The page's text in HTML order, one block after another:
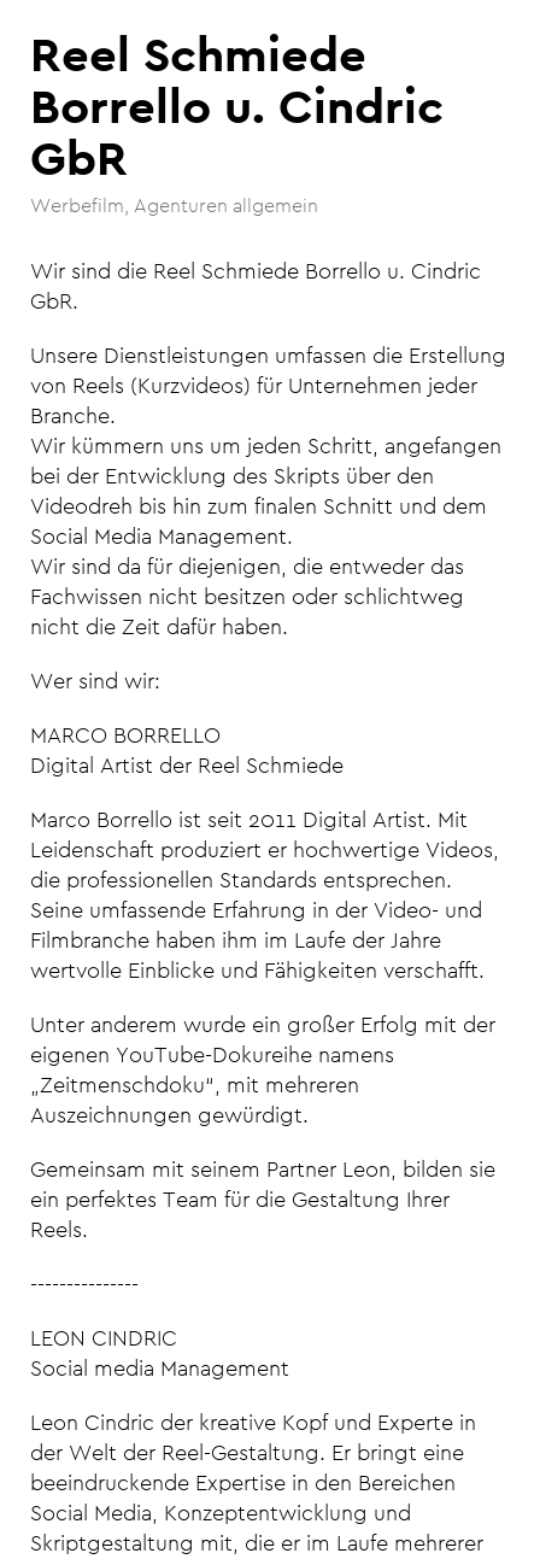
Reel Schmiede
Borrello u. Cindric
GbR
Werbefilm Agenturen allgemein
Wir sind die Reel Schmiede Borrello u. Cindric
GbR.
Unsere Dienstleistungen umfassen die Erstellung
von Reels (Kurzvideos) für Unternehmen jeder
Branche.
Wir kümmern uns um jeden Schritt, angefangen
bei der Entwicklung des Skripts über den
Videodreh bis hin zum finalen Schnitt und dem
Social Media Management.
Wir sind da für diejenigen, die entweder das
Fachwissen nicht besitzen oder schlichtweg
nicht die Zeit dafür haben.
Wer sind wir:
MARCO BORRELLO
Digital Artist der Reel Schmiede
Marco Borrello ist seit 2011 Digital Artist. Mit
Leidenschaft produziert er hochwertige Videos,
die professionellen Standards entsprechen.
Seine umfassende Erfahrung in der Video- und
Filmbranche haben ihm im Laufe der Jahre
wertvolle Einblicke und Fähigkeiten verschafft.
Unter anderem wurde ein großer Erfolg mit der
eigenen YouTube-Dokureihe namens
„Zeitmenschdoku“, mit mehreren
Auszeichnungen gewürdigt.
Gemeinsam mit seinem Partner Leon, bilden sie
ein perfektes Team für die Gestaltung Ihrer
Reels.
---------------
LEON CINDRIC
Social media Management
Leon Cindric der kreative Kopf und Experte in
der Welt der Reel-Gestaltung. Er bringt eine
beeindruckende Expertise in den Bereichen
Social Media, Konzeptentwicklung und
Skriptgestaltung mit, die er im Laufe mehrerer